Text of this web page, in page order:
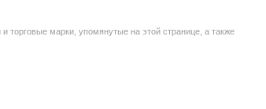
марки, упомянутые на этой странице, а также